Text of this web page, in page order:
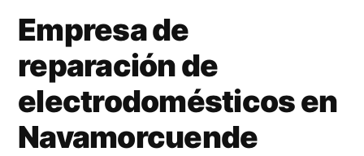
Empresa de
reparación de
electrodomésticos en
Navamorcuende